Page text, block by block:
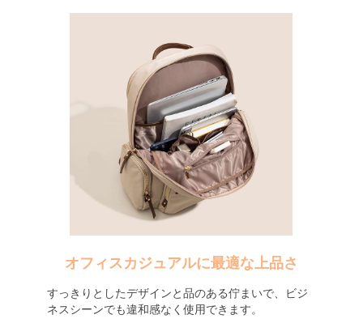
オフィスカジュアルに最適な上品さ
すっきりとしたデザインと品のある佇まいで、ビジ
ネスシーンでも違和感なく使用できます。